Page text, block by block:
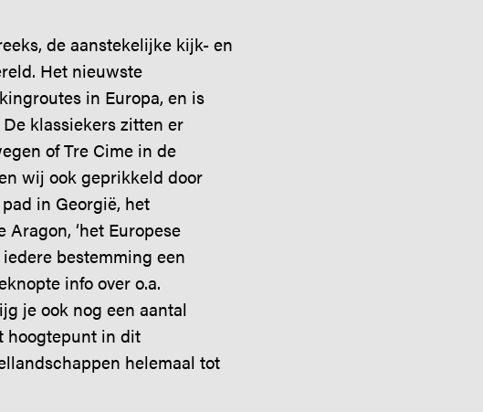
de aanstekelijke kijk- en
Het nieuwste
in Europa, en is
klassiekers zitten er
of Tre Cime in de
wij ook geprikkeld door
in Georgië, het
‘het Europese
bestemming een
info over o.a.
je ook nog een aantal
hoogtepunt in dit
helemaal tot